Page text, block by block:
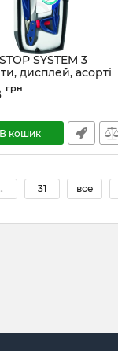
SYSTEM 3
дисплей, асорті
грн
В кошик
31 все